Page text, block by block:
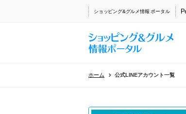
ショッピング&グルメ情報 ポータル
ホーム 公式LINEアカウント一覧